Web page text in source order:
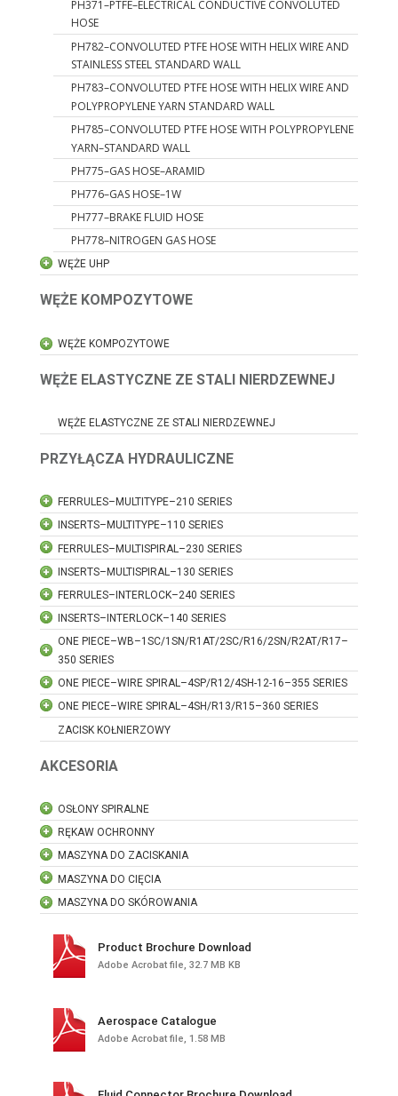
PH371–PTFE–ELECTRICAL CONDUCTIVE CONVOLUTED
HOSE
PH782–CONVOLUTED PTFE HOSE WITH HELIX WIRE AND
STAINLESS STEEL STANDARD WALL
PH783–CONVOLUTED PTFE HOSE WITH HELIX WIRE AND
POLYPROPYLENE YARN STANDARD WALL
PH785–CONVOLUTED PTFE HOSE WITH POLYPROPYLENE
YARN–STANDARD WALL
PH775–GAS HOSE–ARAMID
PH776–GAS HOSE–1W
PH777–BRAKE FLUID HOSE
PH778–NITROGEN GAS HOSE
WĘŻE UHP
WĘŻE KOMPOZYTOWE
WĘŻE KOMPOZYTOWE
WĘŻE ELASTYCZNE ZE STALI NIERDZEWNEJ
WĘŻE ELASTYCZNE ZE STALI NIERDZEWNEJ
PRZYŁĄCZA HYDRAULICZNE
FERRULES–MULTITYPE–210 SERIES
INSERTS–MULTITYPE–110 SERIES
FERRULES–MULTISPIRAL–230 SERIES
INSERTS–MULTISPIRAL–130 SERIES
FERRULES–INTERLOCK–240 SERIES
INSERTS–INTERLOCK–140 SERIES
ONE PIECE–WB–1SC/1SN/R1AT/2SC/R16/2SN/R2AT/R17–
350 SERIES
ONE PIECE–WIRE SPIRAL–4SP/R12/4SH-12-16–355 SERIES
ONE PIECE–WIRE SPIRAL–4SH/R13/R15–360 SERIES
ZACISK KOŁNIERZOWY
AKCESORIA
OSŁONY SPIRALNE
RĘKAW OCHRONNY
MASZYNA DO ZACISKANIA
MASZYNA DO CIĘCIA
MASZYNA DO SKÓROWANIA
Product Brochure Download
Adobe Acrobat file, 32.7 MB KB
Aerospace Catalogue
Adobe Acrobat file, 1.58 MB